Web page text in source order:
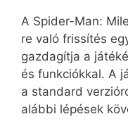
A Spider-Man:
re való frissítés
gazdagítja a
és funkciókkal. A
a standard
alábbi lépések